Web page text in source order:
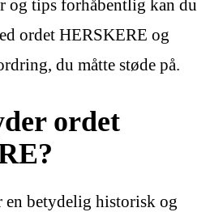
og tips forhåbentlig kan du
ordet HERSKERE og
du måtte støde på.
ordet
en betydelig historisk og